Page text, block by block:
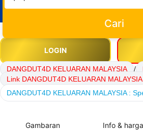
Cari
LOGIN
DANGDUT4D KELUARAN MALAYSIA /
Link DANGDUT4D KELUARAN MALAYSIA
DANGDUT4D KELUARAN MALAYSIA :
Gambaran Info & harga